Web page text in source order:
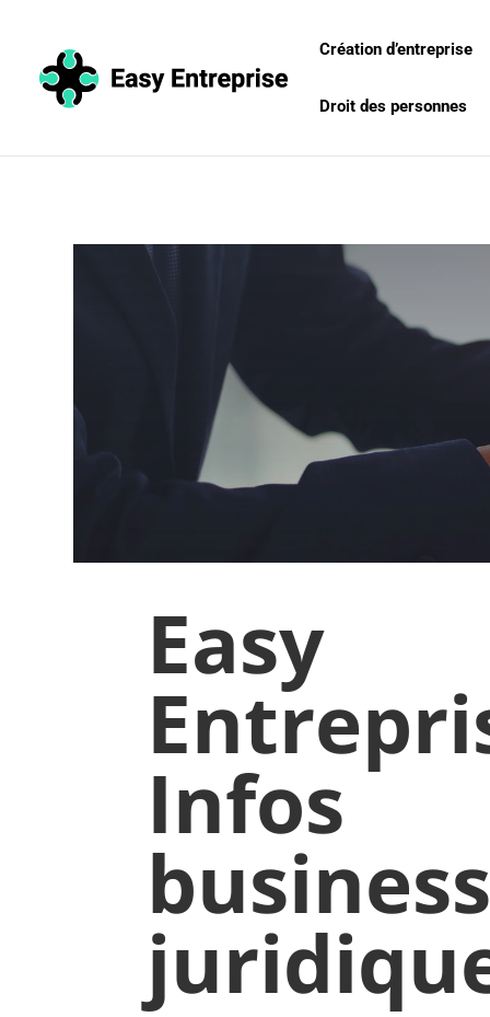
Création d’entreprise
Droit des personnes
Easy
Infos